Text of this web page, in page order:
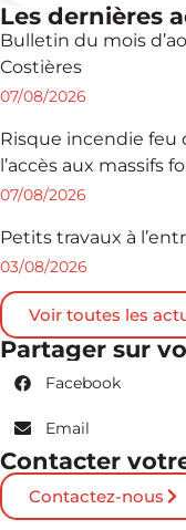
Les dernières
Bulletin du mois
Costières
07/08/2026
Risque incendie feu
l’accès aux massifs
07/08/2026
Petits travaux à
03/08/2026
Voir toutes les
Partager sur
Facebook
Email
Contacter
Contactez-nous